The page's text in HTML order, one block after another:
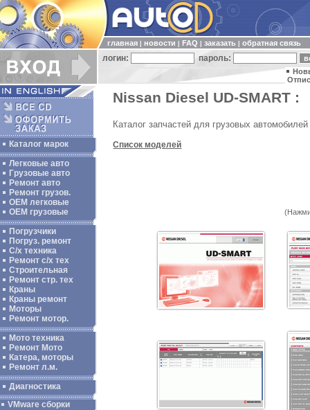
главная новости FAQ заказать обратная связь
логин: пароль:
Каталог марок
Легковые авто
Грузовые авто
Ремонт авто
Ремонт грузов.
ОЕМ легковые
OEM грузовые
Погрузчики
Погруз. ремонт
С/х техника
Ремонт с/х тех
Строительная
Ремонт стр. тех
Краны
Краны ремонт
Моторы
Ремонт мотор.
Мото техника
Ремонт Мото
Катера, моторы
Ремонт л.м.
Диагностика
VMware сборки
Nissan Diesel UD-SMART :
Каталог запчастей для грузовых
Список моделей